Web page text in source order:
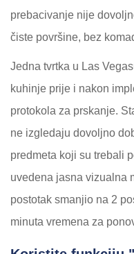
prebacivanje nije
čiste površine, bez
Jedna tvrtka u Las
kuhinje prije i nakon
protokola za prskanje.
ne izgledaju dovoljno
predmeta koji su trebali
uvedena jasna vizualna
postotak smanjio na 2
minuta vremena za